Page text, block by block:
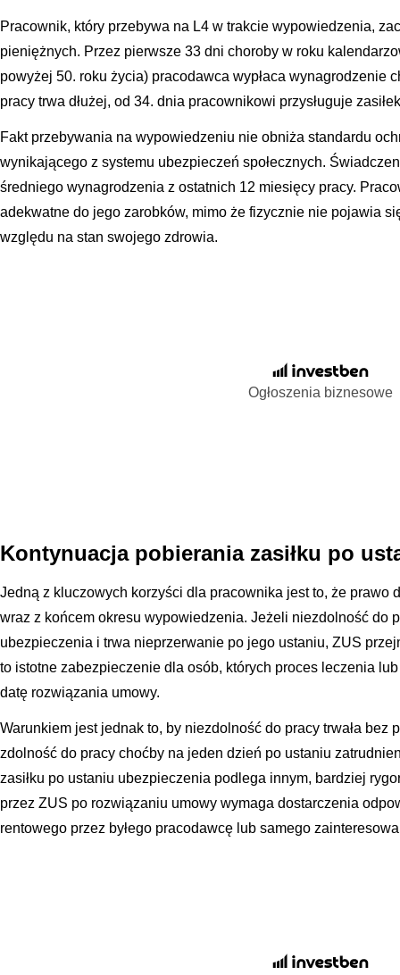
Pracownik, który przebywa na L4 w trakcie wypowiedzenia,
pieniężnych. Przez pierwsze 33 dni choroby w roku
powyżej 50. roku życia) pracodawca wypłaca wynagrodzenie
pracy trwa dłużej, od 34. dnia pracownikowi przysługuje
Fakt przebywania na wypowiedzeniu nie obniża standardu
wynikającego z systemu ubezpieczeń społecznych.
średniego wynagrodzenia z ostatnich 12 miesięcy pracy.
adekwatne do jego zarobków, mimo że fizycznie nie pojawia
względu na stan swojego zdrowia.
Ogłoszenia biznesowe
Kontynuacja pobierania zasiłku po
Jedną z kluczowych korzyści dla pracownika jest to, że prawo
wraz z końcem okresu wypowiedzenia. Jeżeli niezdolność do
ubezpieczenia i trwa nieprzerwanie po jego ustaniu, ZUS
to istotne zabezpieczenie dla osób, których proces leczenia
datę rozwiązania umowy.
Warunkiem jest jednak to, by niezdolność do pracy trwała bez
zdolność do pracy choćby na jeden dzień po ustaniu
zasiłku po ustaniu ubezpieczenia podlega innym, bardziej
przez ZUS po rozwiązaniu umowy wymaga dostarczenia
rentowego przez byłego pracodawcę lub samego